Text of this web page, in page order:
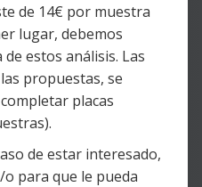
de 14€ por muestra
lugar, debemos
estos análisis. Las
propuestas, se
placas
de estar interesado,
para que le pueda